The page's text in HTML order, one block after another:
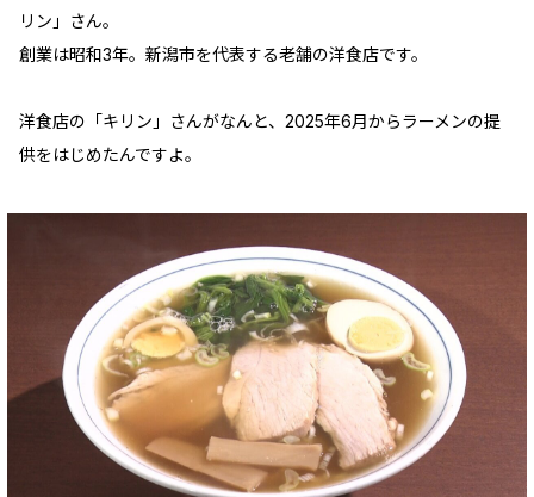
リン」さん。
創業は昭和3年。新潟市を代表する老舗の洋食店です。
洋食店の「キリン」さんがなんと、2025年6月からラーメンの提
供をはじめたんですよ。